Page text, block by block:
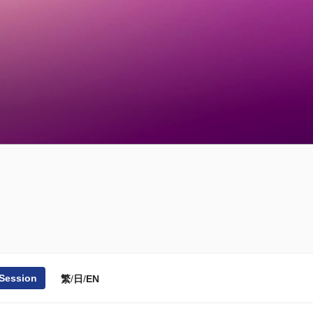
繁/日/EN